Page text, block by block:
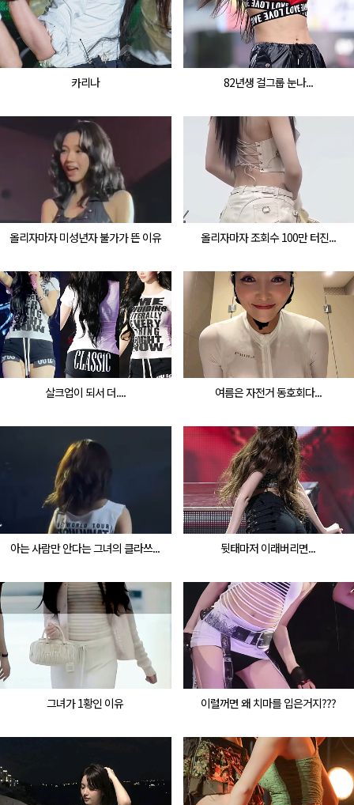
카리나 82년생 걸그룹 눈나...
올리자마자 미성년자 불가가 뜬 이유 올리자마자 조회수 100만 터진...
살크업이 되서 더.... 여름은 자전거 동호회다...
아는 사람만 안다는 그녀의 클라쓰... 뒷태마저 이래버리면...
그녀가 1황인 이유 이럴꺼면 왜 치마를 입은거지???